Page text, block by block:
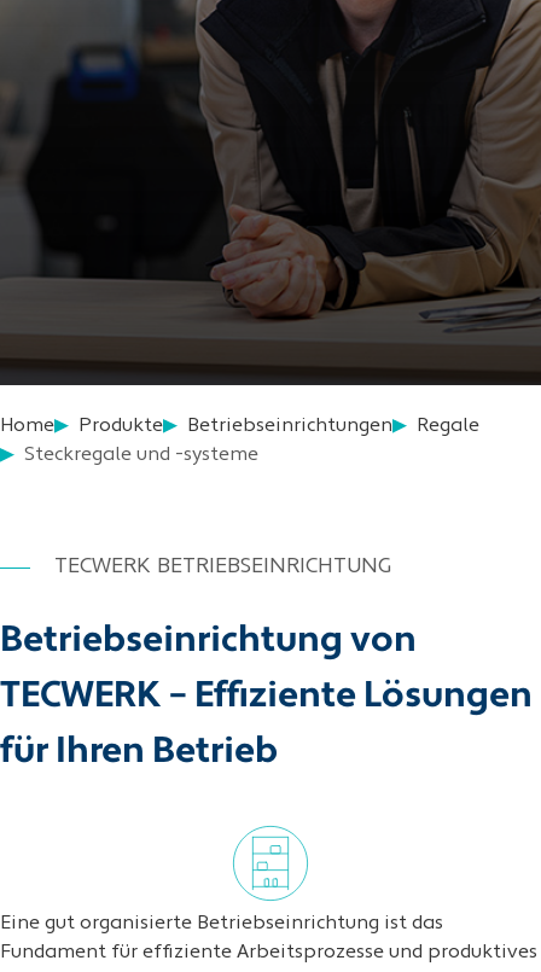
Home Produkte Betriebseinrichtungen
Regale
Steckregale und -systeme
Betriebseinrichtung von
TECWERK – Effiziente Lösungen
für Ihren Betrieb
TECWERK BETRIEBSEINRICHTUNG
Eine gut organisierte Betriebseinrichtung ist das
Fundament für effiziente Arbeitsprozesse und produktives